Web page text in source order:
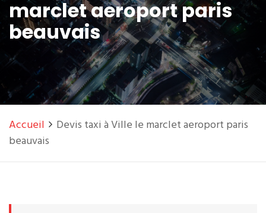
marclet aeroport paris
beauvais
Accueil
Devis taxi à Ville le marclet aeroport paris
beauvais